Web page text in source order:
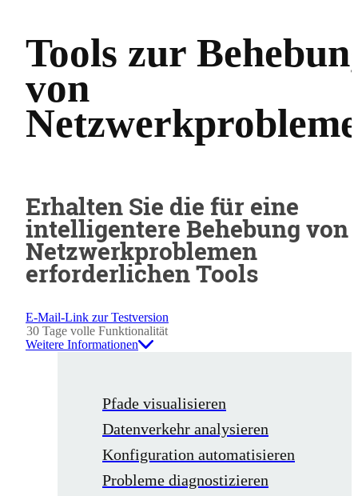
Tools zur
von
Erhalten Sie die für eine
intelligentere Behebung von
Netzwerkproblemen
erforderlichen Tools
E-Mail-Link zur Testversion
30 Tage volle Funktionalität
Weitere Informationen
Pfade visualisieren
Datenverkehr analysieren
Konfiguration automatisieren
Probleme diagnostizieren